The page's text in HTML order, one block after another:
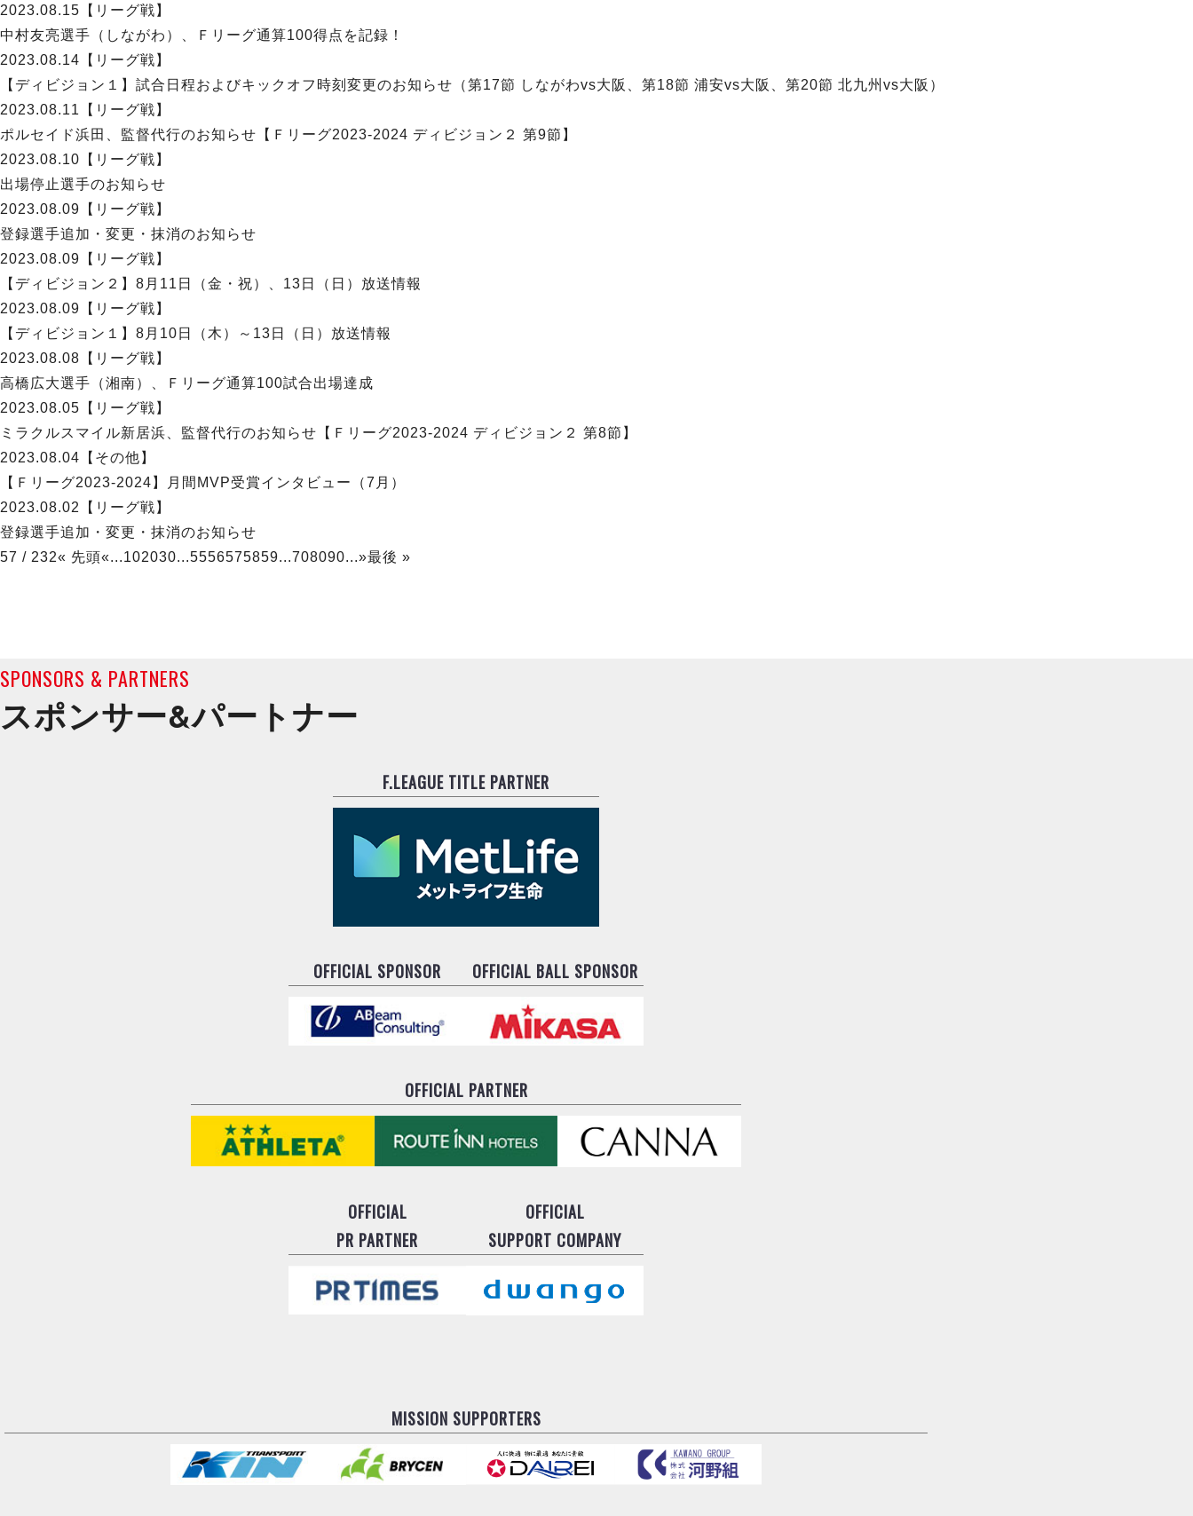
2023.08.15 【リーグ戦】
中村友亮選手（しながわ）、Ｆリーグ通算100得点を記録！
2023.08.14 【リーグ戦】
【ディビジョン１】試合日程およびキックオフ時刻変更のお知らせ（第17節 しながわvs大阪、第18節 浦安vs大阪、第20節 北九州vs大阪）
2023.08.11
【リーグ戦】
ポルセイド浜田、監督代行のお知らせ【Ｆリーグ2023-2024 ディビジョン２ 第9節】
2023.08.10 【リーグ戦】
出場停止選手のお知らせ
2023.08.09 【リーグ戦】
登録選手追加・変更・抹消のお知らせ
2023.08.09 【リーグ戦】
【ディビジョン２】8月11日（金・祝）、13日（日）放送情報
2023.08.09 【リーグ戦】
【ディビジョン１】8月10日（木）～13日（日）放送情報
2023.08.08 【リーグ戦】
高橋広大選手（湘南）、Ｆリーグ通算100試合出場達成
2023.08.05 【リーグ戦】
ミラクルスマイル新居浜、監督代行のお知らせ【Ｆリーグ2023-2024 ディビジョン２ 第8節】
2023.08.04 【その他】
【Ｆリーグ2023-2024】月間MVP受賞インタビュー（7月）
2023.08.02
【リーグ戦】
登録選手追加・変更・抹消のお知らせ
57 / 232« 先頭«...102030...5556575859...708090...»最後 »
SPONSORS & PARTNERS
スポンサー&パートナー
F.LEAGUE TITLE PARTNER
OFFICIAL SPONSOR OFFICIAL BALL SPONSOR
OFFICIAL PARTNER
OFFICIAL
PR PARTNER
OFFICIAL
SUPPORT COMPANY
MISSION SUPPORTERS